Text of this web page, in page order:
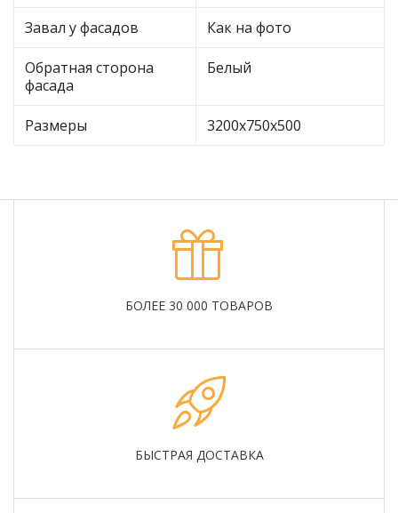
Завал у фасадов Как на фото
Обратная сторона
фасада
Белый
Размеры 3200х750х500
БОЛЕЕ 30 000 ТОВАРОВ
БЫСТРАЯ ДОСТАВКА